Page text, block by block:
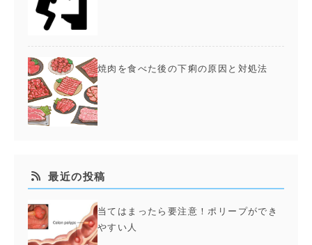
焼肉を食べた後の下痢の原因と対処法
最近の投稿
当てはまったら要注意！ポリープができ
やすい人